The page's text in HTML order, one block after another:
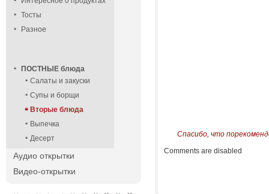
Тосты
Разное
ПОСТНЫЕ блюда
Салаты и закуски
Супы и борщи
Вторые блюда
Выпечка
Десерт
Аудио открытки
Видео-открытки
Спасибо, что
Comments are disabled